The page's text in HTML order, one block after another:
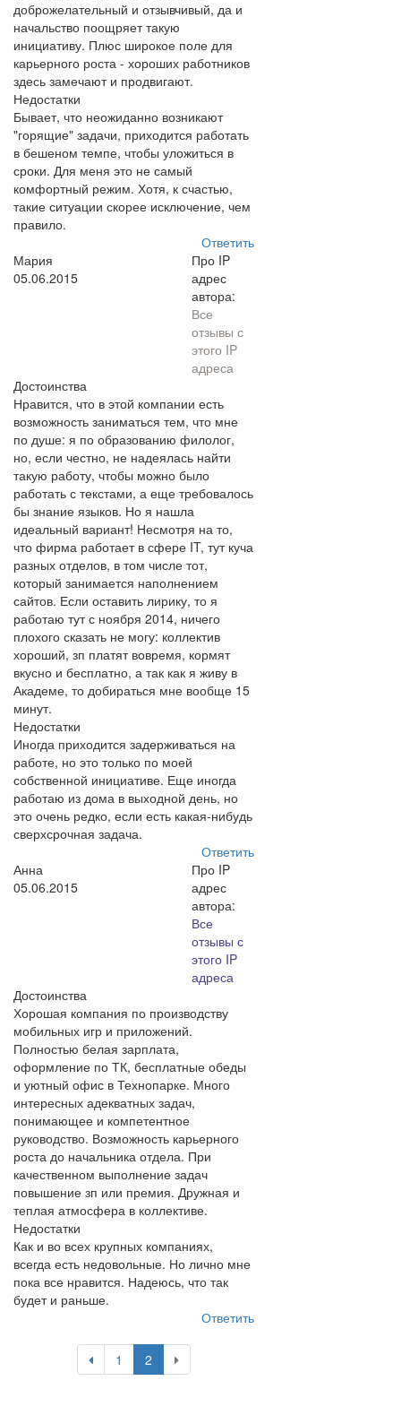
доброжелательный и отзывчивый, да и
начальство поощряет такую
инициативу. Плюс широкое поле для
карьерного роста - хороших работников
здесь замечают и продвигают.
Недостатки
Бывает, что неожиданно возникают
"горящие" задачи, приходится работать
в бешеном темпе, чтобы уложиться в
сроки. Для меня это не самый
комфортный режим. Хотя, к счастью,
такие ситуации скорее исключение, чем
правило.
Ответить
Мария
05.06.2015
Про IP
адрес
автора:
Все
отзывы с
этого IP
адреса
Достоинства
Нравится, что в этой компании есть
возможность заниматься тем, что мне
по душе: я по образованию филолог,
но, если честно, не надеялась найти
такую работу, чтобы можно было
работать с текстами, а еще требовалось
бы знание языков. Но я нашла
идеальный вариант! Несмотря на то,
что фирма работает в сфере IT, тут куча
разных отделов, в том числе тот,
который занимается наполнением
сайтов. Если оставить лирику, то я
работаю тут с ноября 2014, ничего
плохого сказать не могу: коллектив
хороший, зп платят вовремя, кормят
вкусно и бесплатно, а так как я живу в
Академе, то добираться мне вообще 15
минут.
Недостатки
Иногда приходится задерживаться на
работе, но это только по моей
собственной инициативе. Еще иногда
работаю из дома в выходной день, но
это очень редко, если есть какая-нибудь
сверхсрочная задача.
Ответить
Анна
05.06.2015
Про IP
адрес
автора:
Все
отзывы с
этого IP
адреса
Достоинства
Хорошая компания по производству
мобильных игр и приложений.
Полностью белая зарплата,
оформление по ТК, бесплатные обеды
и уютный офис в Технопарке. Много
интересных адекватных задач,
понимающее и компетентное
руководство. Возможность карьерного
роста до начальника отдела. При
качественном выполнение задач
повышение зп или премия. Дружная и
теплая атмосфера в коллективе.
Недостатки
Как и во всех крупных компаниях,
всегда есть недовольные. Но лично мне
пока все нравится. Надеюсь, что так
будет и раньше.
Ответить
1 2